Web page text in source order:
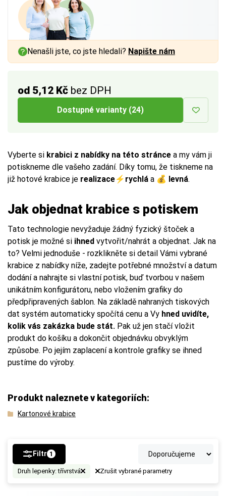
od 5,12 Kč bez DPH
Dostupné varianty (24)
Vyberte si krabici z nabídky na této stránce a my vám ji
potiskneme dle vašeho zadání. Díky tomu, že tiskneme na
již hotové krabice je realizace⚡ rychlá a 💰 levná.
Jak objednat krabice s potiskem
Tato technologie nevyžaduje žádný fyzický štoček a
potisk je možné si ihned vytvořit/nahrát a objednat. Jak na
to? Velmi jednoduše - rozklikněte si detail Vámi vybrané
krabice z nabídky níže, zadejte potřebné množství a datum
dodání a nahrajte si vlastní potisk, buď tvorbou v našem
unikátním konfigurátoru, nebo vložením grafiky do
předpřipravených šablon. Na základě nahraných tiskových
dat systém automaticky spočítá cenu a Vy hned uvidíte,
kolik vás zakázka bude stát. Pak už jen stačí vložit
produkt do košíku a dokončit objednávku obvyklým
způsobe. Po jejím zaplacení a kontrole grafiky se ihned
pustíme do výroby.
Produkt naleznete v kategoriích:
Kartonové krabice
Nenašli jste, co jste hledali? Napište nám
Filtr 1
Druh lepenky: třívrstvá Zrušit vybrané parametry
a vnitřním rozměrem až
Více tipů pro výběr správné krabice:
BUTTON:Jak vybrat krabici
a vnitřním rozměrem až
Více tipů pro výběr správné krabice:
BUTTON:Jak vybrat krabici
a vnitřním rozměrem až
Více tipů pro výběr správné krabice:
BUTTON:Jak vybrat krabici